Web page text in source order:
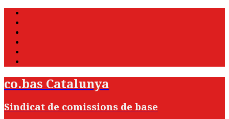
co.bas Catalunya
Sindicat de comissions de base